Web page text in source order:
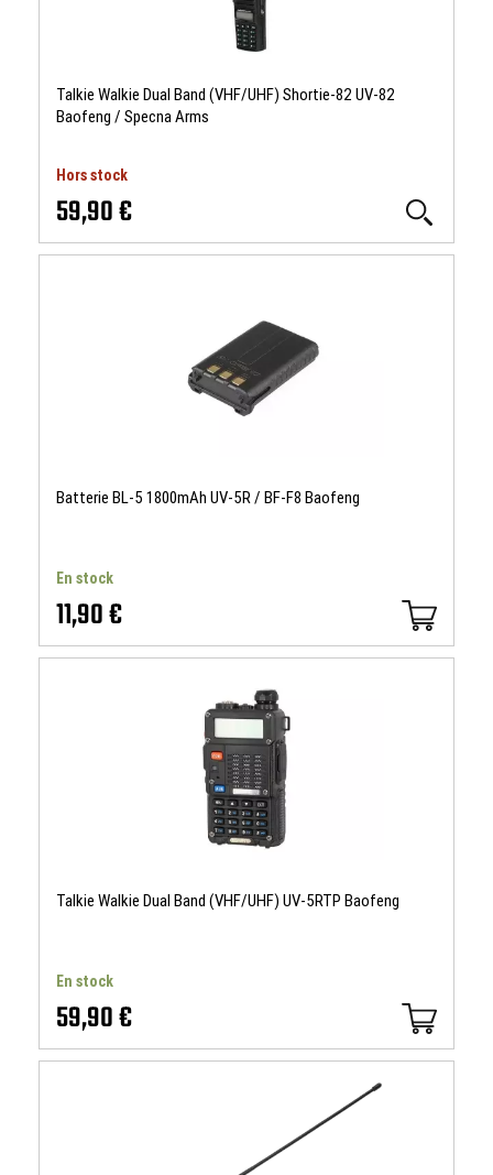
Talkie Walkie Dual Band (VHF/UHF) Shortie-82 UV-82
Baofeng / Specna Arms
Hors stock
59,90 €
Batterie BL-5 1800mAh UV-5R / BF-F8 Baofeng
En stock
11,90 €
Talkie Walkie Dual Band (VHF/UHF) UV-5RTP Baofeng
En stock
59,90 €